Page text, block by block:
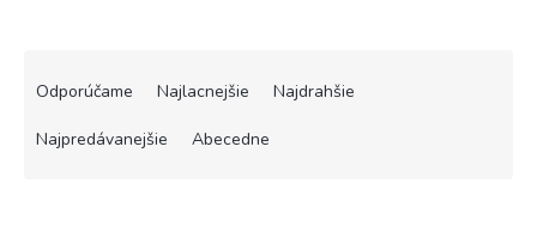
Odporúčame Najlacnejšie Najdrahšie
Najpredávanejšie Abecedne